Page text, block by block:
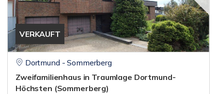
VERKAUFT
Dortmund - Sommerberg
Zweifamilienhaus in Traumlage Dortmund-
Höchsten (Sommerberg)